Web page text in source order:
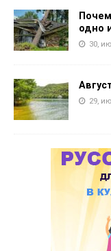
одно
30,
29,